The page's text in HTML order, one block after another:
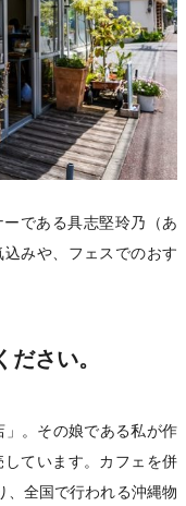
である具志堅玲乃（あ
みや、フェスでのおす
さい。
。その娘である私が作
ています。カフェを併
全国で行われる沖縄物